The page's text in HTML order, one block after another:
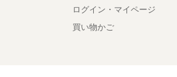
ログイン・マイページ
買い物かご